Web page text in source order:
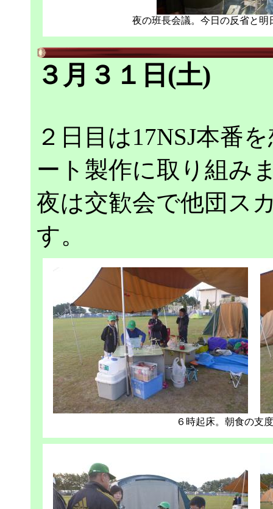
夜の班長会議。今日の反省と明
３月３１日(土)
２日目は17NSJ本番
ート製作に取り組み
夜は交歓会で他団ス
す。
６時起床。朝食の支